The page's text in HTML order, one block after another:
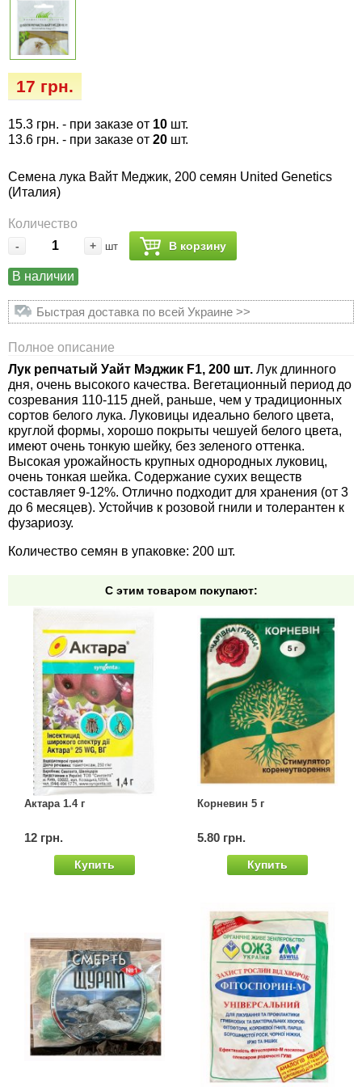
17 грн.
15.3 грн. - при заказе от 10 шт.
13.6 грн. - при заказе от 20 шт.
Семена лука Вайт Меджик, 200 семян United Genetics
(Италия)
Количество
- + шт В корзину
В наличии
Быстрая доставка по всей Украине >>
Полное описание
Лук репчатый Уайт Мэджик F1, 200 шт. Лук длинного
дня, очень высокого качества. Вегетационный период до
созревания 110-115 дней, раньше, чем у традиционных
сортов белого лука. Луковицы идеально белого цвета,
круглой формы, хорошо покрыты чешуей белого цвета,
имеют очень тонкую шейку, без зеленого оттенка.
Высокая урожайность крупных однородных луковиц,
очень тонкая шейка. Содержание сухих веществ
составляет 9-12%. Отлично подходит для хранения (от 3
до 6 месяцев). Устойчив к розовой гнили и толерантен к
фузариозу.
Количество семян в упаковке: 200 шт.
С этим товаром покупают:
Актара 1.4 г
12 грн.
Купить
Корневин 5 г
5.80 грн.
Купить
Семена перца
Семена петрушки
Семена пряных трав
Семена салата
Семена свеклы
Семена сидератов
Семена табака
Семена томатов
Семена газонной травы
Семена цветов
Семена шпината
Семена щавеля
Элитные семена в банках
Удобрения «Сударушка», «Рязаночка»
Удобрения «Чистый лист» кристаллические
100 г
Удобрения «Чистый лист» кристаллические
300 г
Удобрения «Чистый лист» в палочках
Удобрения «Чистый лист» Успех
Опрыскиватели
Горшки для цветов, кашпо
Перчатки
Средства защиты от тараканов, прусаков,
клопов, блох, домашних и садовых муравьев
Средства защиты от комаров, москитов,
клещей, ос, мошек, слепней
Средства защиты от мух
Средства защиты от моли
Средства защиты от капустницы
Средства защиты от кротов
Средства защиты от грызунов
дачных туалетов, биодеструкторы
Хозяйственные товары
Средства защиты растений
Лидеры продаж
Купить семена - хиты продаж
Архив